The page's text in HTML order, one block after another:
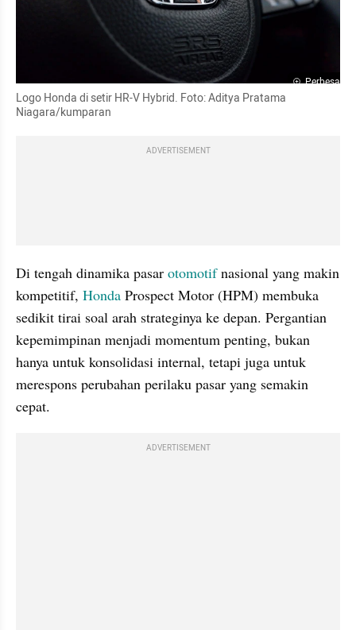
Perbesar
Logo Honda di setir HR-V Hybrid. Foto: Aditya Pratama
Niagara/kumparan
ADVERTISEMENT
Di tengah dinamika pasar otomotif nasional yang makin
kompetitif, Honda Prospect Motor (HPM) membuka
sedikit tirai soal arah strateginya ke depan. Pergantian
kepemimpinan menjadi momentum penting, bukan
hanya untuk konsolidasi internal, tetapi juga untuk
merespons perubahan perilaku pasar yang semakin
cepat.
ADVERTISEMENT